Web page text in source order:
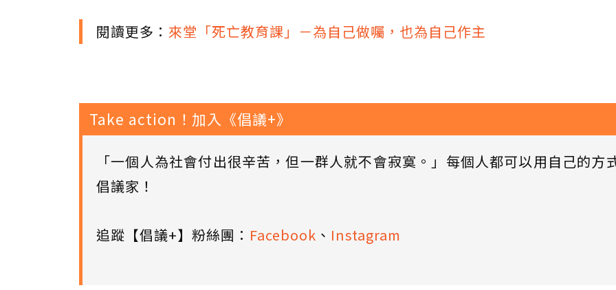
閱讀更多： 來堂「死亡教育課」－為自己做囑，也為自己作主
Take action！加入《倡議+》
「一個人為社會付出很辛苦，但一群人就不會寂寞。」每個人都可以用自己的方
倡議家！
追蹤【倡議+】粉絲團： Facebook 、 Instagram